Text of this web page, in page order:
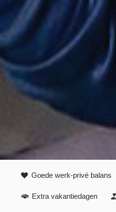
Goede werk-privé balans
Extra vakantiedagen